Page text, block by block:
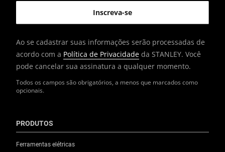
Todos os campos são obrigatórios, a menos que marcados como
opcionais.
Ao se cadastrar suas informações serão processadas de
acordo com a Política de Privacidade da STANLEY. Você
pode cancelar sua assinatura a qualquer momento.
PRODUTOS
Ferramentas elétricas